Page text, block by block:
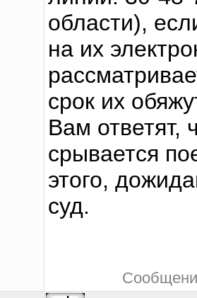
области),
на их
срок их
Вам ответят,
срывается
этого,
суд.